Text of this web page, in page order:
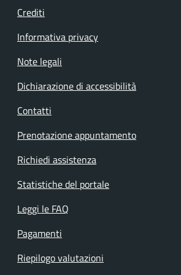
Crediti
Informativa privacy
Note legali
Dichiarazione di accessibilità
Contatti
Prenotazione appuntamento
Richiedi assistenza
Statistiche del portale
Leggi le FAQ
Pagamenti
Riepilogo valutazioni